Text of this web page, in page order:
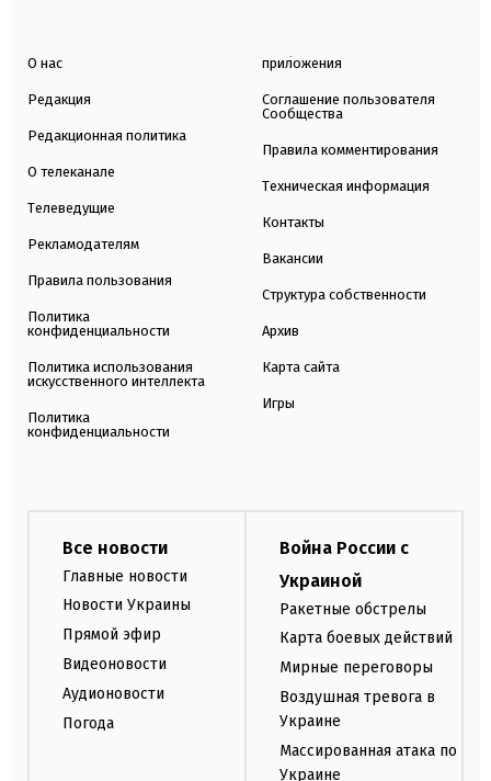
О нас
Редакция
Редакционная политика
О телеканале
Телеведущие
Рекламодателям
Правила пользования
Политика
конфиденциальности
Политика использования
искусственного интеллекта
Политика
конфиденциальности
приложения
Соглашение пользователя
Сообщества
Правила комментирования
Техническая информация
Контакты
Вакансии
Структура собственности
Архив
Карта сайта
Игры
Все новости
Главные новости
Новости Украины
Прямой эфир
Видеоновости
Аудионовости
Погода
Война России с
Украиной
Ракетные обстрелы
Карта боевых действий
Мирные переговоры
Воздушная тревога в
Украине
Массированная атака по
Украине